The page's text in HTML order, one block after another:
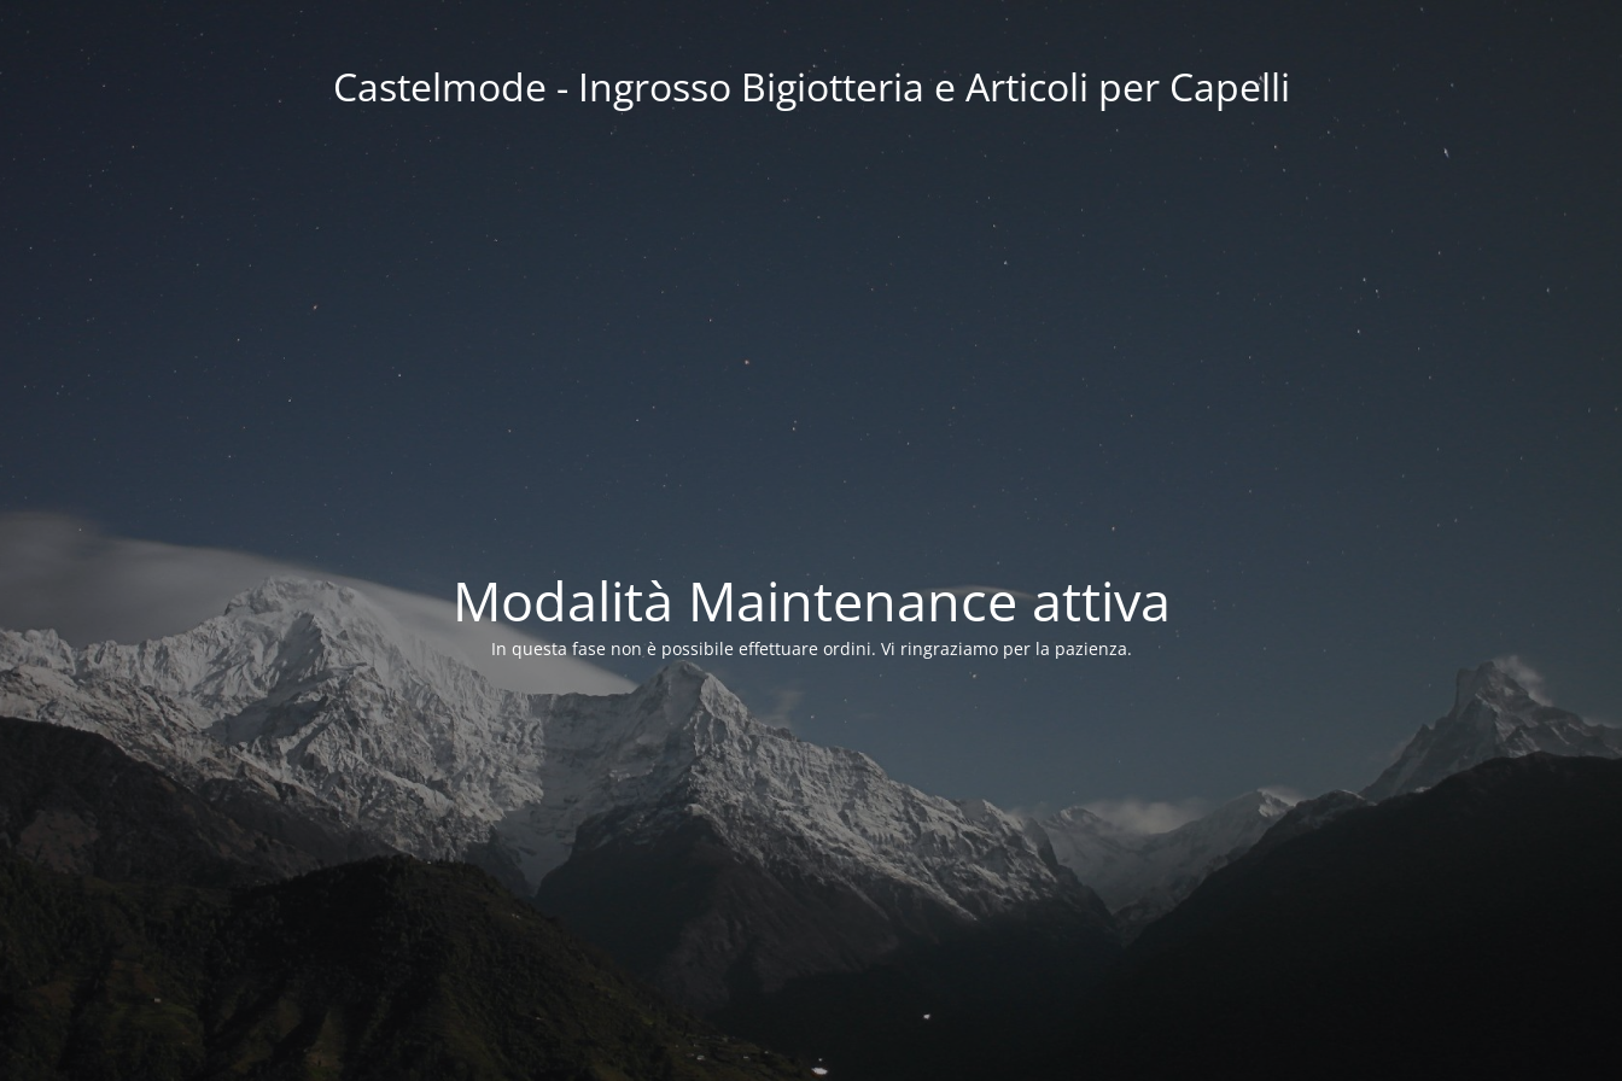
Castelmode - Ingrosso Bigiotteria e Articoli per Capelli
Modalità Maintenance attiva
In questa fase non è possibile effettuare ordini. Vi ringraziamo per la pazienza.